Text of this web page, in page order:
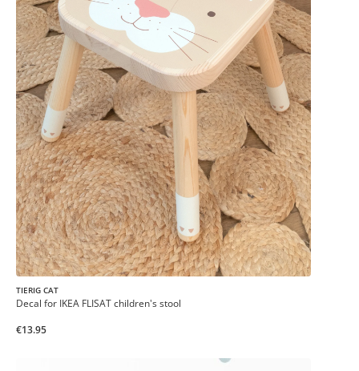
TIERIG CAT
Decal for IKEA FLISAT children's stool
€13.95